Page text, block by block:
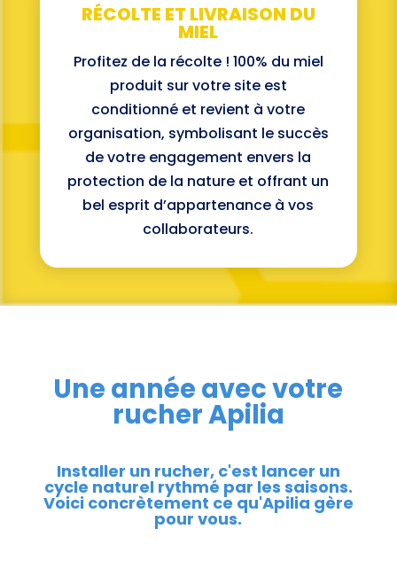
RÉCOLTE ET LIVRAISON DU
MIEL
Profitez de la récolte ! 100% du miel
produit sur votre site est
conditionné et revient à votre
organisation, symbolisant le succès
de votre engagement envers la
protection de la nature et offrant un
bel esprit d’appartenance à vos
collaborateurs.
Une année avec votre
rucher Apilia
Installer un rucher, c'est lancer un
cycle naturel rythmé par les saisons.
Voici concrètement ce qu'Apilia gère
pour vous.